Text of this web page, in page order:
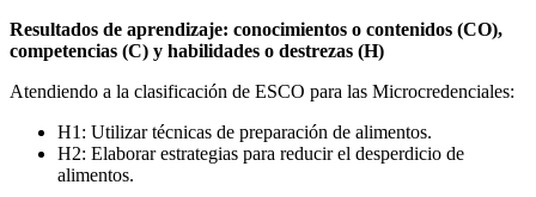
Resultados de aprendizaje: conocimientos o contenidos (CO),
competencias (C) y habilidades o destrezas (H)
Atendiendo a la clasificación de ESCO para las Microcredenciales:
H1: Utilizar técnicas de preparación de alimentos.
H2: Elaborar estrategias para reducir el desperdicio de
alimentos.